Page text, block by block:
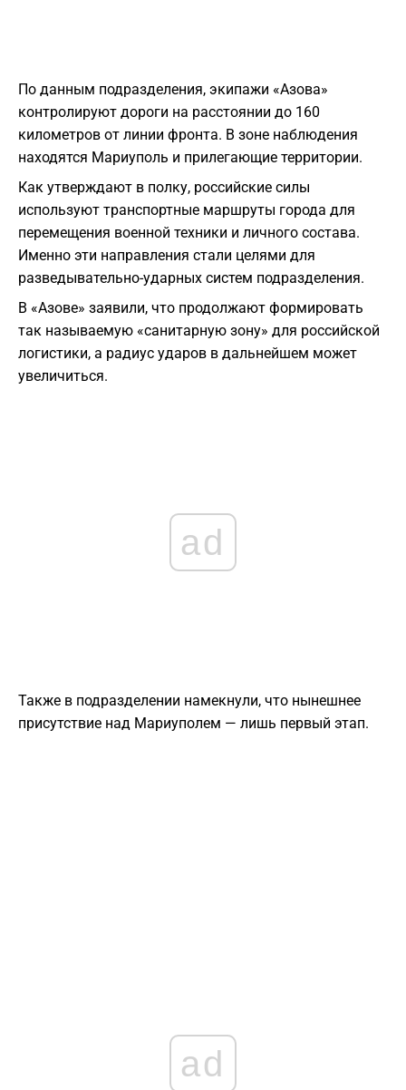
По данным подразделения, экипажи «Азова»
контролируют дороги на расстоянии до 160
километров от линии фронта. В зоне наблюдения
находятся Мариуполь и прилегающие территории.
Как утверждают в полку, российские силы
используют транспортные маршруты города для
перемещения военной техники и личного состава.
Именно эти направления стали целями для
разведывательно-ударных систем подразделения.
В «Азове» заявили, что продолжают формировать
так называемую «санитарную зону» для российской
логистики, а радиус ударов в дальнейшем может
увеличиться.
ad
Также в подразделении намекнули, что нынешнее
присутствие над Мариуполем — лишь первый этап.
ad